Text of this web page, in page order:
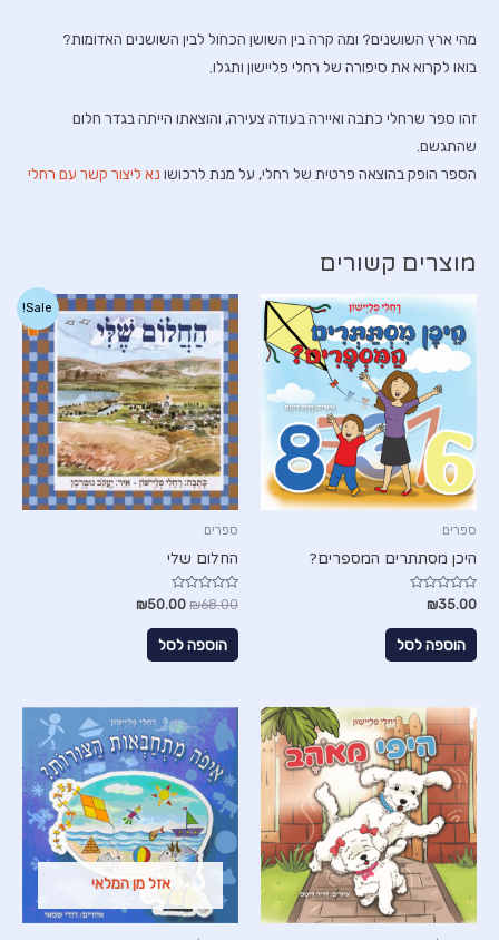
מהי ארץ השושנים? ומה קרה בין השושן הכחול לבין השושנים האדומות?
בואו לקרוא את סיפורה של רחלי פליישון ותגלו.
זהו ספר שרחלי כתבה ואיירה בעודה צעירה, והוצאתו הייתה בגדר חלום
שהתגשם.
הספר הופק בהוצאה פרטית של רחלי, על מנת לרכושו נא ליצור קשר עם רחלי
מוצרים קשורים
ספרים
היכן מסתתרים המספרים?
דורג
0
מתוך
₪35.00
הוספה לסל
Sale!
ספרים
החלום שלי
דורג
0
מתוך
₪68.00
₪50.00
הוספה לסל
אזל מן המלאי